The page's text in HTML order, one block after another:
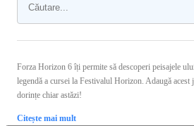
Forza Horizon 6 îți permite să descoperi peisajele
legendă a cursei la Festivalul Horizon. Adaugă acest
dorințe chiar astăzi!
Citește mai mult